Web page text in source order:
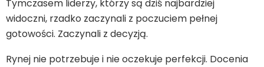
Tymczasem liderzy, którzy są dziś najbardziej
widoczni, rzadko zaczynali z poczuciem pełnej
gotowości. Zaczynali z decyzją.
Rynej nie potrzebuje i nie oczekuje perfekcji. Docenia